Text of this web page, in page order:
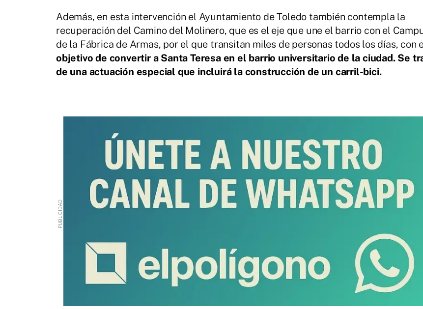
Además, en esta intervención el Ayuntamiento de Toledo también contempla la
recuperación del Camino del Molinero, que es el eje que une el barrio con el
de la Fábrica de Armas, por el que transitan miles de personas todos los días, con
objetivo de convertir a Santa Teresa en el barrio universitario de la ciudad. Se
de una actuación especial que incluirá la construcción de un carril-bici.